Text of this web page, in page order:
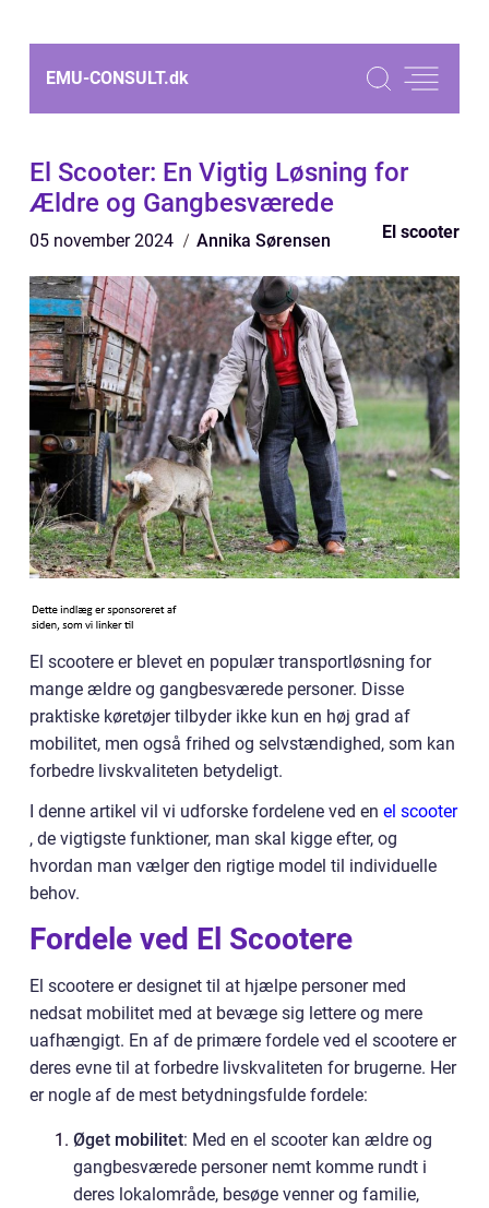
EMU-CONSULT.dk
El Scooter: En Vigtig Løsning for
Ældre og Gangbesværede
05 november 2024 Annika Sørensen El scooter
El scootere er blevet en populær transportløsning for
mange ældre og gangbesværede personer. Disse
praktiske køretøjer tilbyder ikke kun en høj grad af
mobilitet, men også frihed og selvstændighed, som kan
forbedre livskvaliteten betydeligt.
I denne artikel vil vi udforske fordelene ved en el scooter
, de vigtigste funktioner, man skal kigge efter, og
hvordan man vælger den rigtige model til individuelle
behov.
Fordele ved El Scootere
El scootere er designet til at hjælpe personer med
nedsat mobilitet med at bevæge sig lettere og mere
uafhængigt. En af de primære fordele ved el scootere er
deres evne til at forbedre livskvaliteten for brugerne. Her
er nogle af de mest betydningsfulde fordele:
Øget mobilitet: Med en el scooter kan ældre og
gangbesværede personer nemt komme rundt i
deres lokalområde, besøge venner og familie,